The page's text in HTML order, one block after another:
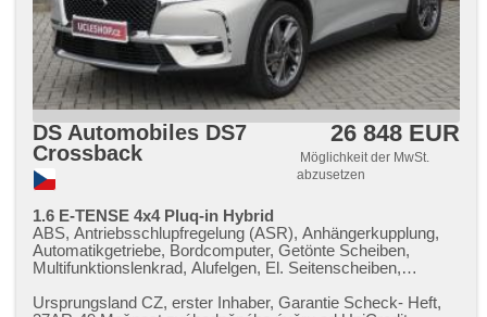
DS Automobiles DS7
Crossback
26 848 EUR
Möglichkeit der MwSt.
abzusetzen
1.6 E-TENSE 4x4 Pluq-in Hybrid
ABS, Antriebsschlupfregelung (ASR), Anhängerkupplung,
Automatikgetriebe, Bordcomputer, Getönte Scheiben,
Multifunktionslenkrad, Alufelgen, El. Seitenscheiben,
Ausziehbare Kopflehnen, Positionssitze, Autoradio,
Ursprungsland CZ,​ erster Inhaber,​ Garantie Scheck​- Heft,​